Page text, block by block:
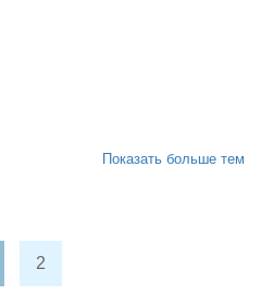
Показать больше тем
2